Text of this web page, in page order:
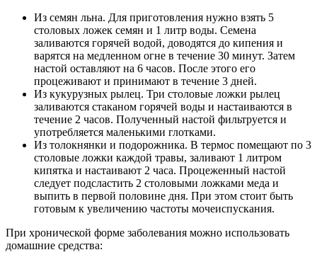
Из семян льна. Для приготовления нужно взять 5
столовых ложек семян и 1 литр воды. Семена
заливаются горячей водой, доводятся до кипения и
варятся на медленном огне в течение 30 минут. Затем
настой оставляют на 6 часов. После этого его
процеживают и принимают в течение 3 дней.
Из кукурузных рылец. Три столовые ложки рылец
заливаются стаканом горячей воды и настаиваются в
течение 2 часов. Полученный настой фильтруется и
употребляется маленькими глотками.
Из толокнянки и подорожника. В термос помещают по 3
столовые ложки каждой травы, заливают 1 литром
кипятка и настаивают 2 часа. Процеженный настой
следует подсластить 2 столовыми ложками меда и
выпить в первой половине дня. При этом стоит быть
готовым к увеличению частоты мочеиспускания.
При хронической форме заболевания можно использовать
домашние средства: